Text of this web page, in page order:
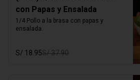
con Papas y Ensalada
1/4 Pollo a la brasa con papas y
ensalada.
S/ 18.95S/ 37.90